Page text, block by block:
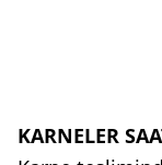
KARNELER